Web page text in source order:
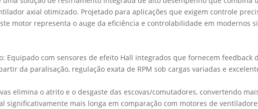
axial otimizado. Projetado para aplicações que exigem controle
motor representa o auge da eficiência e controlabilidade em modernos
Equipado com sensores de efeito Hall integrados que fornecem feedback
da paralisação, regulação exata de RPM sob cargas variadas e
elimina o atrito e o desgaste das escovas/comutadores, convertendo
significativamente mais longa em comparação com motores de